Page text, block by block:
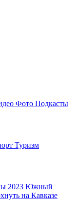
Фото Подкасты
Туризм
2023 Южный
на Кавказе